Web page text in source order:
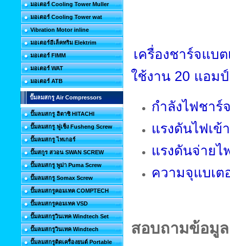
มอเตอร์ Cooling Tower Muller
มอเตอร์ Cooling Tower wat
Vibration Motor inline
มอเตอร์อีเล็คทริม Elektrim
มอเตอร์ FIMM
มอเตอร์ WAT
มอเตอร์ ATB
ปั๊มลมสกรู Air Compressors
ปั๊มลมสกรู ฮิตาชิ HITACHI
ปั๊มลมสกรู ฟูเช็ง Fusheng Screw
ปั๊มลมสกรู ไทเกอร์
ปั๊มสกูร สวอน SWAN SCREW
ปั๊มลมสกรู พูม่า Puma Screw
ปั๊มลมสกรู Somax Screw
ปั๊มลมสกรูคอมเทค COMPTECH
ปั๊มลมสกรูคอมเทค VSD
ปั๊มลมสกรูวินเทค Windtech Set
ปั๊มลมสกรูวินเทค Windtech
ปั๊มลมสกรูติดเครื่องยนต์ Portable
เครื่องชาร์จแบ
ใช้งาน 20 แอมป์
กำลังไฟชาร์
แรงดันไฟเข้
แรงดันจ่ายไ
ความจุแบเต
สอบถามข้อมูล